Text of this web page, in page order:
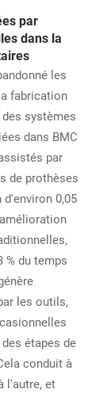
par
dans la
les
fabrication
systèmes
dans BMC
par
de prothèses
0,05
% du temps
les outils,
étapes de
conduit à
l'autre, et